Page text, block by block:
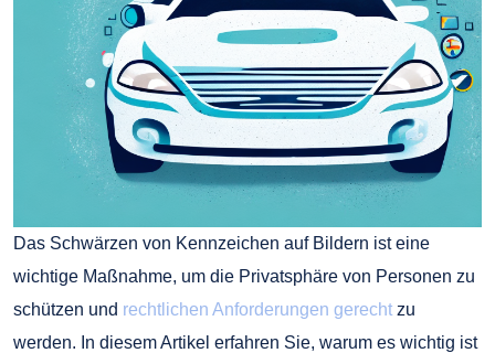
Das Schwärzen von Kennzeichen auf Bildern ist eine
wichtige Maßnahme, um die Privatsphäre von Personen zu
schützen und rechtlichen Anforderungen gerecht zu
werden. In diesem Artikel erfahren Sie, warum es wichtig ist